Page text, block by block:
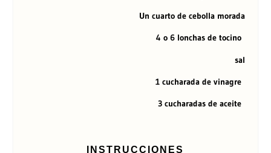
Un cuarto de cebolla morada
4 o 6 lonchas de tocino
sal
1 cucharada de vinagre
3 cucharadas de aceite
INSTRUCCIONES